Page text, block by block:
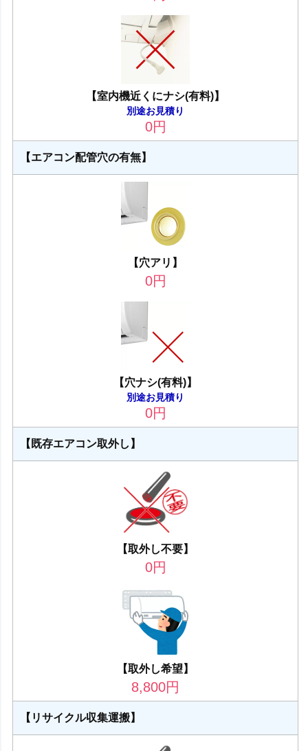
【室内機近くにナシ(有料)】
別途お見積り
0円
【エアコン配管穴の有無】
【穴アリ】
0円
【穴ナシ(有料)】
別途お見積り
0円
【既存エアコン取外し】
【取外し不要】
0円
【取外し希望】
8,800円
【リサイクル収集運搬】